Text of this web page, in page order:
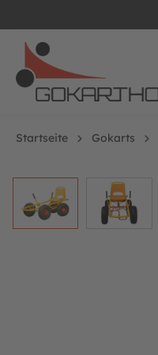
Startseite Gokarts